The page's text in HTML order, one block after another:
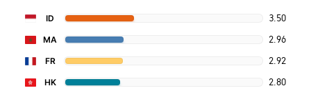
ID 3.50
MA 2.96
FR 2.92
HK 2.80